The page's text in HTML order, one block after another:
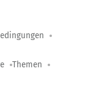
Themen